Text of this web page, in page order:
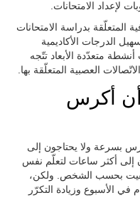
لإعداد الامتحانات.
المتعلّقة بدراسة الامتحانات
الدرجات الأكاديمية
متعدّدة الأبعاد تتّجه
العصبية المتعلّقة بها.
أكرس
بسرعة ولا يحتاجون إلى
أكثر ساعات لتعلّم نفس
بحسب الشخص. ولكن،
حلسة واحدة في اليوم، 3 أيام في الأسبوع وزيادة التكرّر